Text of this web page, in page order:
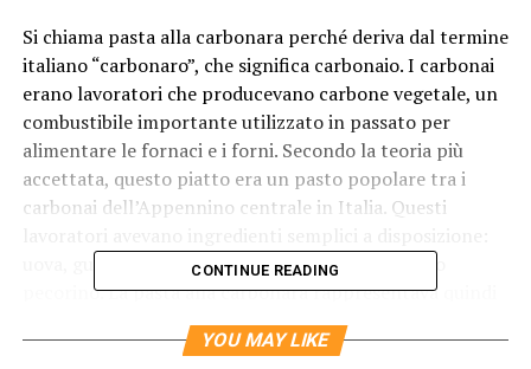
Si chiama pasta alla carbonara perché deriva dal termine
italiano “carbonaro”, che significa carbonaio. I carbonai
erano lavoratori che producevano carbone vegetale, un
combustibile importante utilizzato in passato per
alimentare le fornaci e i forni. Secondo la teoria più
accettata, questo piatto era un pasto popolare tra i
carbonai dell’Appennino centrale in Italia. Questi
uova, guanciale (un tipo di pancetta) e formaggio
pecorino. La pasta alla carbonara rappresentava quindi
un pasto sostanzioso, energetico e facile da preparare,
adatto al loro stile di vita faticoso e alla necessità di
CONTINUE READING
YOU MAY LIKE